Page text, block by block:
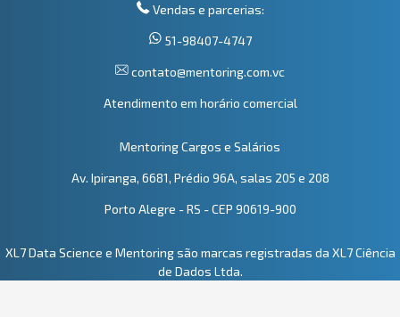
Vendas e parcerias:
51-98407-4747
contato@mentoring.com.vc
Atendimento em horário comercial
Mentoring Cargos e Salários
Av. Ipiranga, 6681, Prédio 96A, salas 205 e 208
Porto Alegre - RS - CEP 90619-900
XL7 Data Science e Mentoring são marcas registradas da XL7 Ciência
de Dados Ltda.